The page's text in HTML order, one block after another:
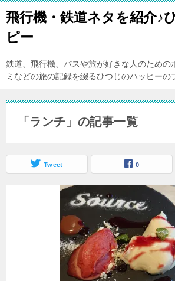
飛行機・鉄道ネタを紹介♪
ピー
鉄道、飛行機、バスや旅が好きな人のための
ミなどの旅の記録を綴るひつじのハッピーの
「ランチ」の記事一覧
Tweet 0